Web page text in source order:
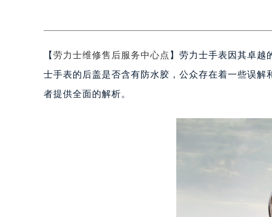
【 劳力士维修售后服务中心点 】劳力士手表因其卓越
士手表的后盖是否含有防水胶，公众存在着一些误
者提供全面的解析。